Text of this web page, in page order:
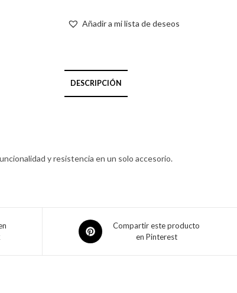
Añadir a mi lista de deseos
DESCRIPCIÓN
y resistencia en un solo accesorio.
Compartir este producto
en Pinterest